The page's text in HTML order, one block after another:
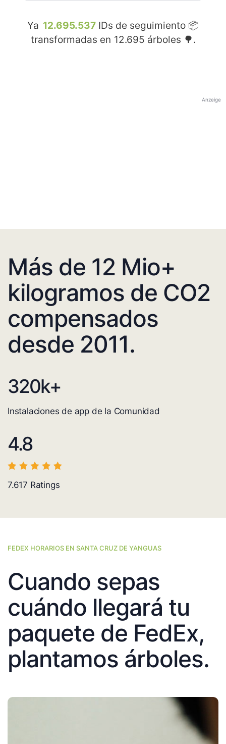
Ya 12.695.537 IDs de seguimiento 📦
transformadas en 12.695 árboles 🌳.
Anzeige
Más de 12 Mio+
kilogramos de CO2
compensados
desde 2011.
320k+
Instalaciones de app de la Comunidad
4.8
7.617 Ratings
FEDEX HORARIOS EN SANTA CRUZ DE YANGUAS
Cuando sepas
cuándo llegará tu
paquete de FedEx,
plantamos árboles.